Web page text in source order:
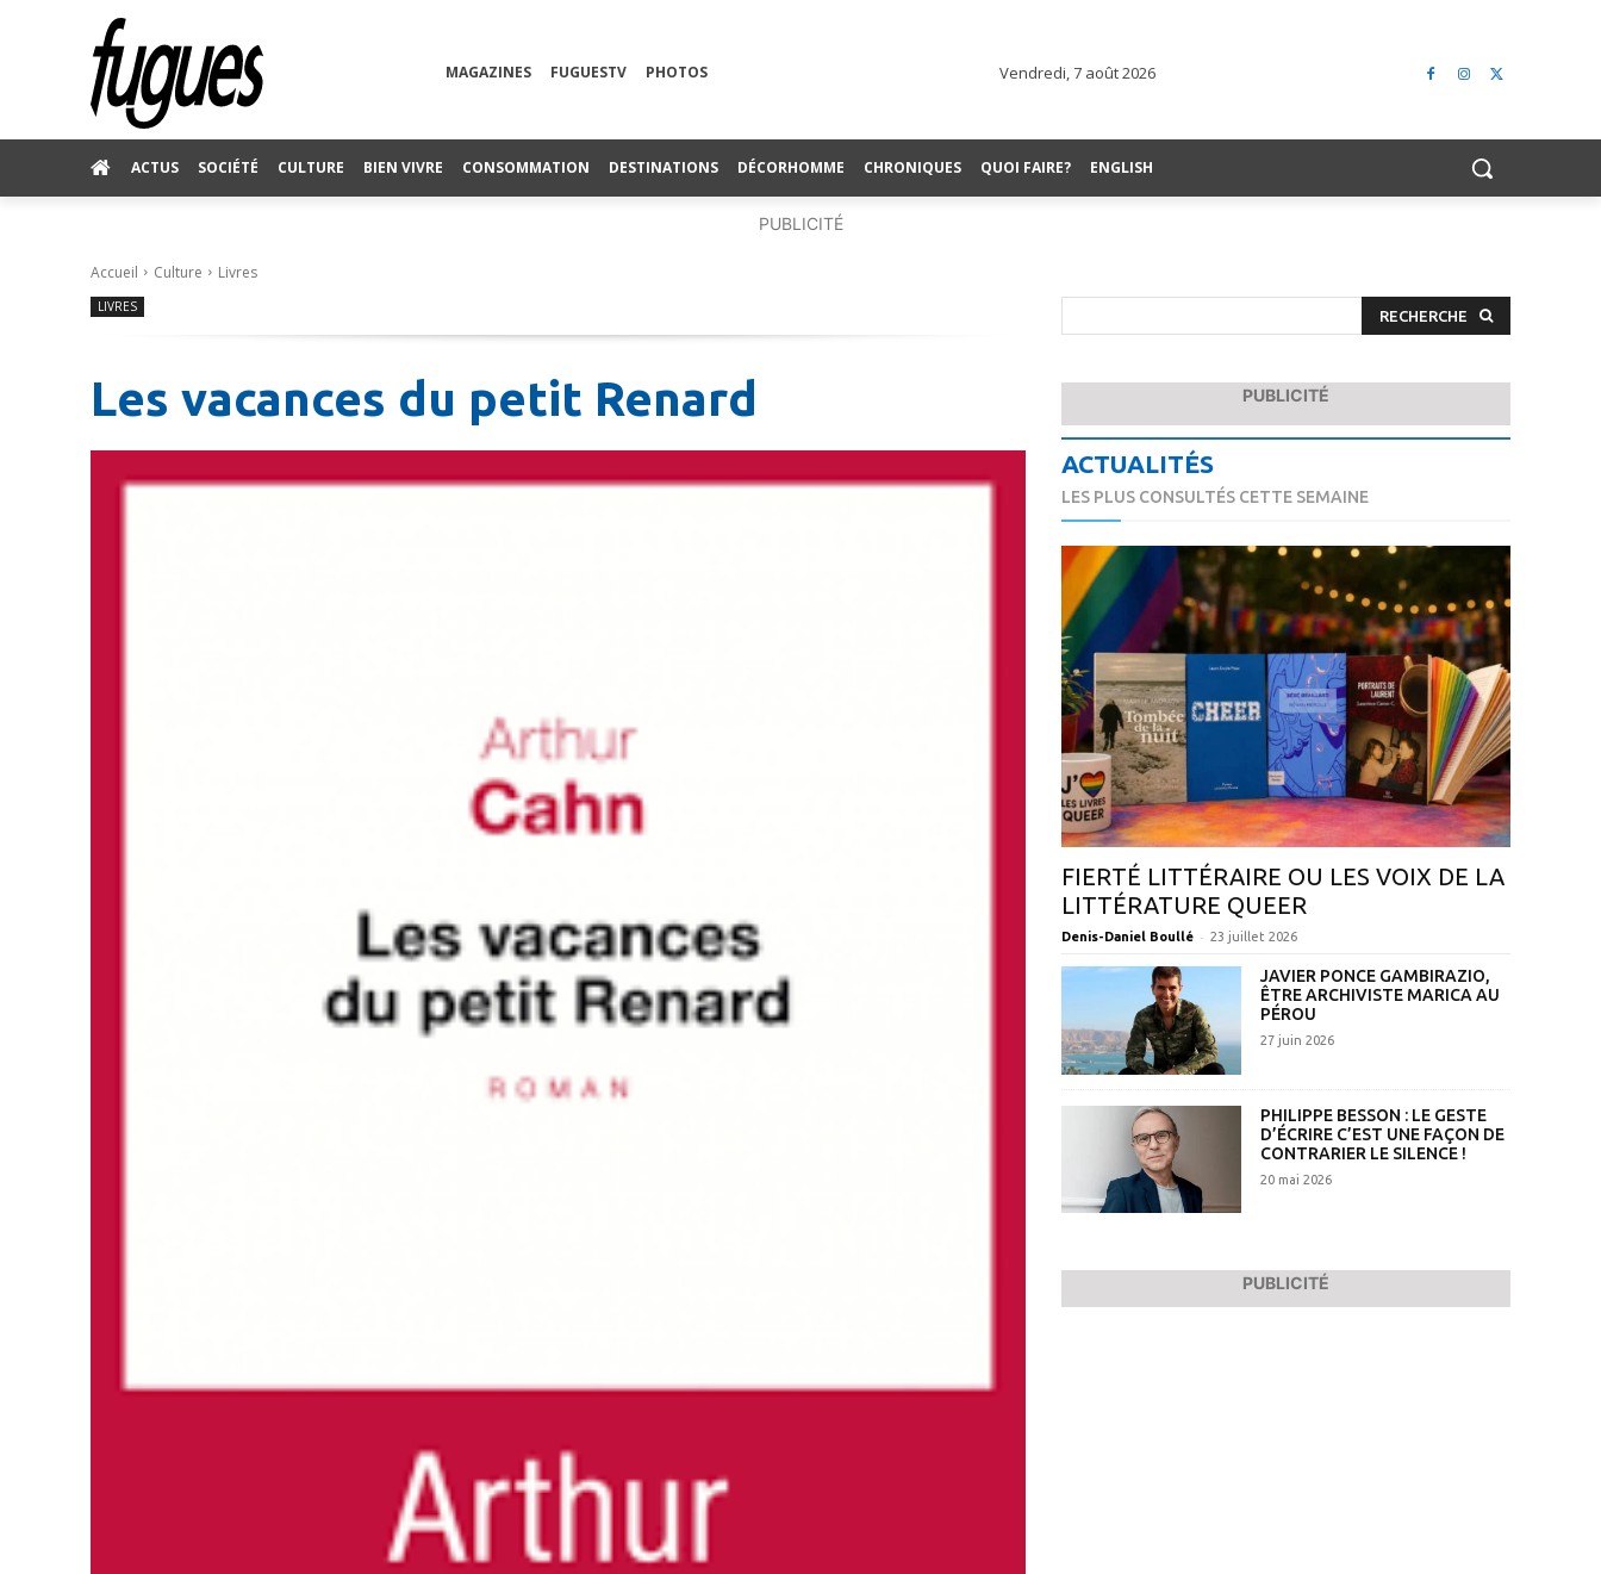
MAGAZINES FUGUESTV PHOTOS Vendredi, 7 août 2026
ACTUS SOCIÉTÉ CULTURE BIEN VIVRE CONSOMMATION DESTINATIONS DÉCORHOMME CHRONIQUES QUOI FAIRE? ENGLISH
PUBLICITÉ
Accueil Culture Livres
LIVRES
Les vacances du petit Renard
RECHERCHE
PUBLICITÉ
ACTUALITÉS
LES PLUS CONSULTÉS CETTE SEMAINE
FIERTÉ LITTÉRAIRE OU LES VOIX DE LA
LITTÉRATURE QUEER
Denis-Daniel Boullé - 23 juillet 2026
JAVIER PONCE GAMBIRAZIO,
ÊTRE ARCHIVISTE MARICA AU
PÉROU
27 juin 2026
PHILIPPE BESSON : LE GESTE
D’ÉCRIRE C’EST UNE FAÇON DE
CONTRARIER LE SILENCE !
20 mai 2026
PUBLICITÉ